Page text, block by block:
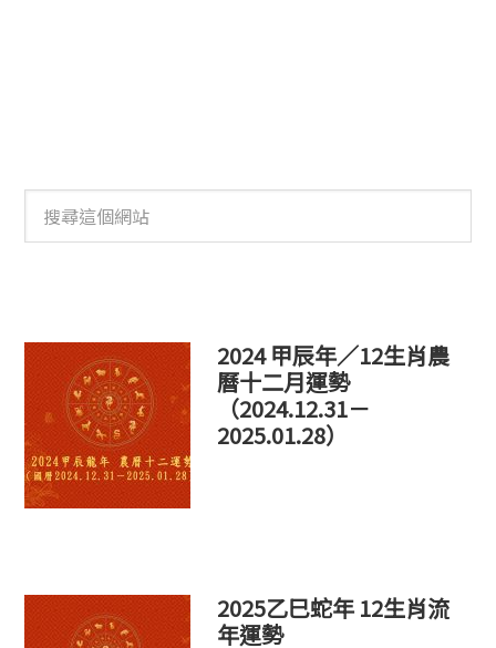
這
2024 甲辰年／12生肖農
曆十二月運勢
（2024.12.31－
2025.01.28）
2025乙巳蛇年 12生肖流
年運勢